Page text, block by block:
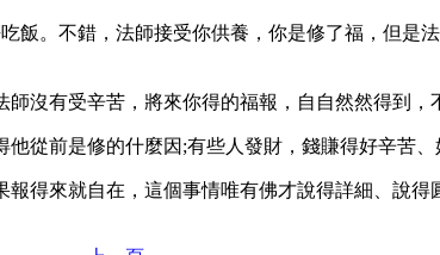
。不錯，法師接受你供養，你是修了福，但是
沒有受辛苦，將來你得的福報，自自然然得到，
前是修的什麼因;有些人發財，錢賺得好辛苦
來就自在，這個事情唯有佛才說得詳細、說得